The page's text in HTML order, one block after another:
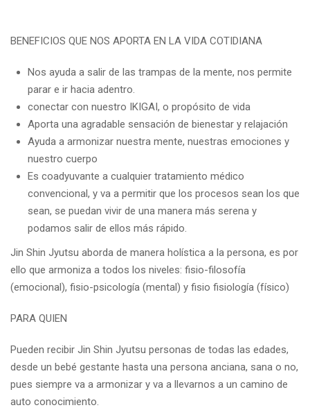
BENEFICIOS QUE NOS APORTA EN LA VIDA COTIDIANA
Nos ayuda a salir de las trampas de la mente, nos permite
parar e ir hacia adentro.
conectar con nuestro IKIGAI, o propósito de vida
Aporta una agradable sensación de bienestar y relajación
Ayuda a armonizar nuestra mente, nuestras emociones y
nuestro cuerpo
Es coadyuvante a cualquier tratamiento médico
convencional, y va a permitir que los procesos sean los que
sean, se puedan vivir de una manera más serena y
podamos salir de ellos más rápido.
Jin Shin Jyutsu aborda de manera holística a la persona, es por
ello que armoniza a todos los niveles: fisio-filosofía
(emocional), fisio-psicología (mental) y fisio fisiología (físico)
PARA QUIEN
Pueden recibir Jin Shin Jyutsu personas de todas las edades,
desde un bebé gestante hasta una persona anciana, sana o no,
pues siempre va a armonizar y va a llevarnos a un camino de
auto conocimiento.